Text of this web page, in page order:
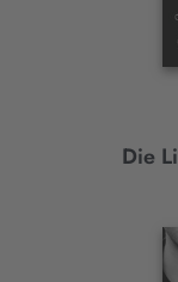
Die